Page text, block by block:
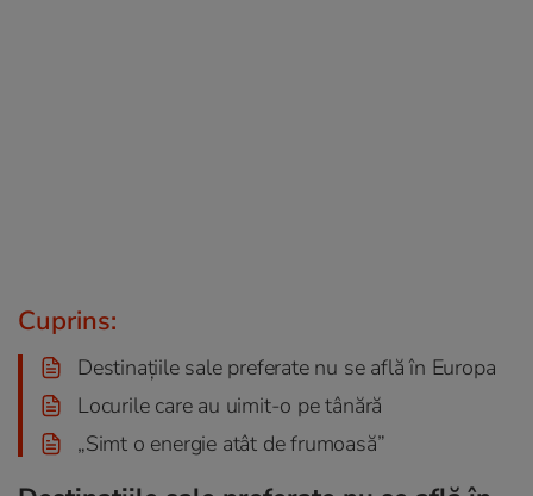
Cuprins:
Destinațiile sale preferate nu se află în Europa
Locurile care au uimit-o pe tânără
„Simt o energie atât de frumoasă”